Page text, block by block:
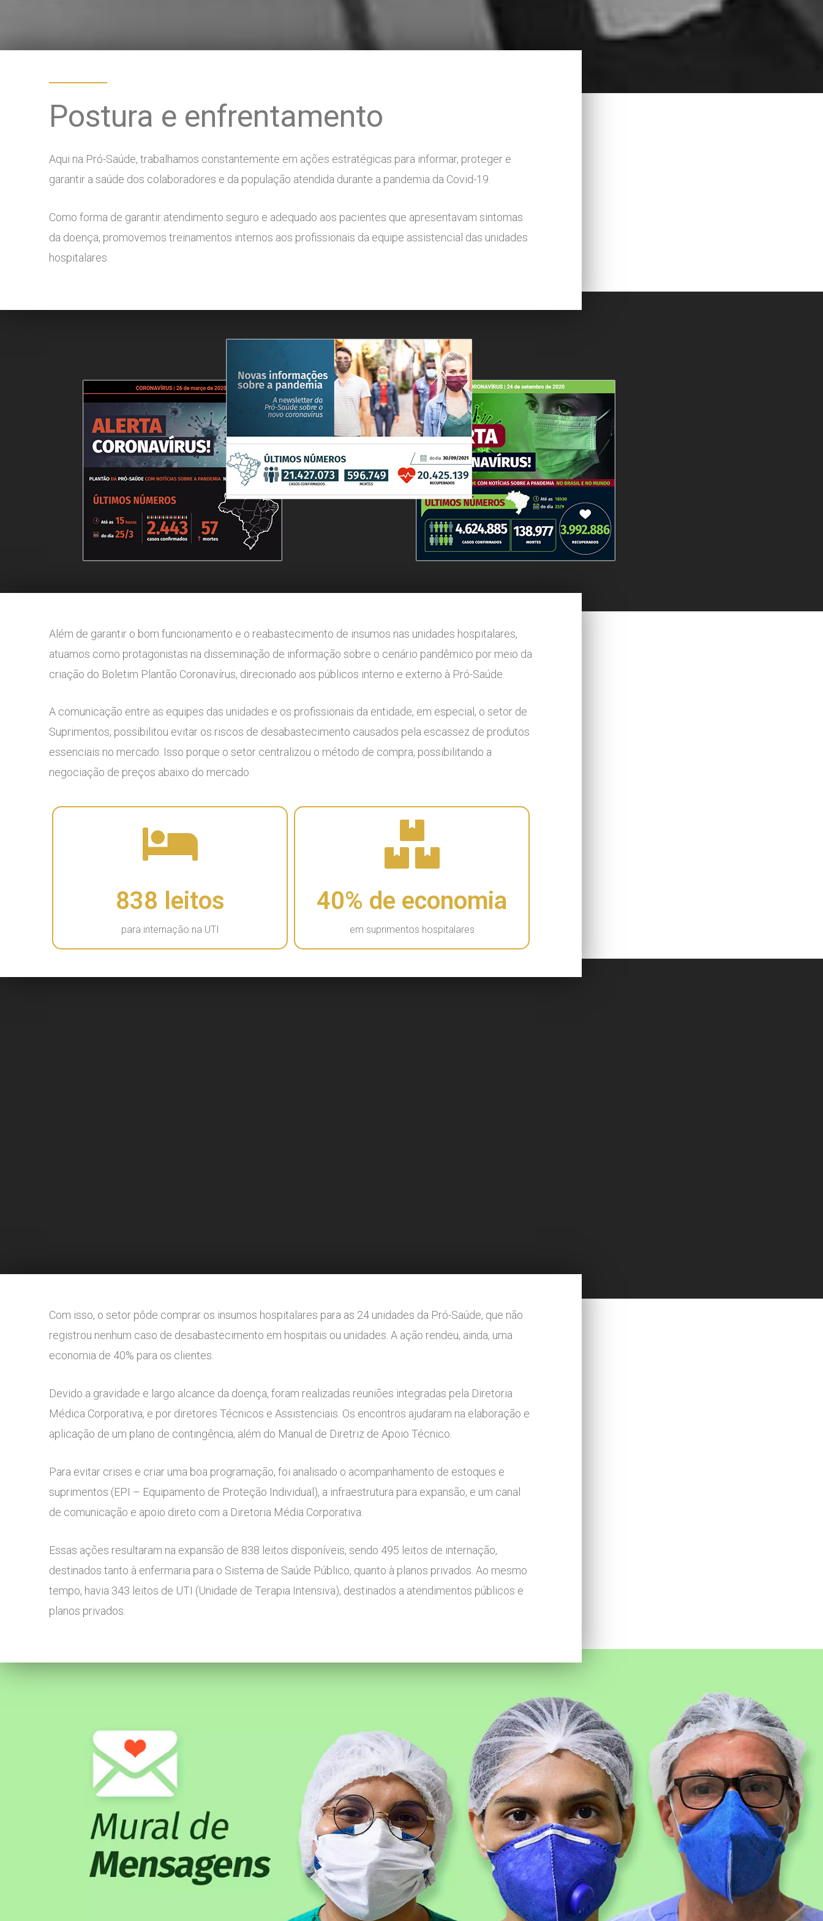
Postura e enfrentamento
Aqui na Pró-Saúde, trabalhamos constantemente em ações estratégicas para informar, proteger e
garantir a saúde dos colaboradores e da população atendida durante a pandemia da Covid-19.
Como forma de garantir atendimento seguro e adequado aos pacientes que apresentavam sintomas
da doença, promovemos treinamentos internos aos profissionais da equipe assistencial das unidades
hospitalares.
Além de garantir o bom funcionamento e o reabastecimento de insumos nas unidades hospitalares,
atuamos como protagonistas na disseminação de informação sobre o cenário pandêmico por meio da
criação do Boletim Plantão Coronavírus, direcionado aos públicos interno e externo à Pró-Saúde.
A comunicação entre as equipes das unidades e os profissionais da entidade, em especial, o setor de
Suprimentos, possibilitou evitar os riscos de desabastecimento causados pela escassez de produtos
essenciais no mercado. Isso porque o setor centralizou o método de compra, possibilitando a
negociação de preços abaixo do mercado.
para internação na UTI
838 leitos
em suprimentos hospitalares
40% de economia
Com isso, o setor pôde comprar os insumos hospitalares para as 24 unidades da Pró-Saúde, que não
registrou nenhum caso de desabastecimento em hospitais ou unidades. A ação rendeu, ainda, uma
economia de 40% para os clientes.
Devido a gravidade e largo alcance da doença, foram realizadas reuniões integradas pela Diretoria
Médica Corporativa, e por diretores Técnicos e Assistenciais. Os encontros ajudaram na elaboração e
aplicação de um plano de contingência, além do Manual de Diretriz de Apoio Técnico.
Para evitar crises e criar uma boa programação, foi analisado o acompanhamento de estoques e
suprimentos (EPI – Equipamento de Proteção Individual), a infraestrutura para expansão, e um canal
de comunicação e apoio direto com a Diretoria Média Corporativa.
Essas ações resultaram na expansão de 838 leitos disponíveis, sendo 495 leitos de internação,
destinados tanto à enfermaria para o Sistema de Saúde Público, quanto à planos privados. Ao mesmo
tempo, havia 343 leitos de UTI (Unidade de Terapia Intensiva), destinados a atendimentos públicos e
planos privados.